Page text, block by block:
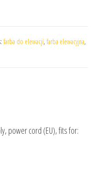
farba do elewacji, farba elewacyjna,
power cord (EU), fits for: